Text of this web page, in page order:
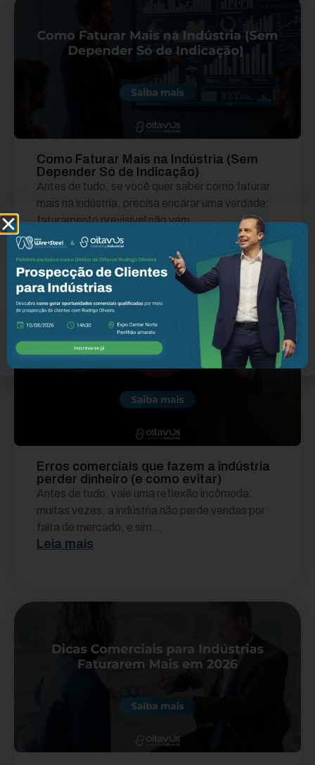
Como Faturar Mais na Indústria (Sem
Depender Só de Indicação)
Antes de tudo, se você quer saber como faturar
mais na indústria, precisa encarar uma verdade:
faturamento previsível não vem...
Leia mais
Erros comerciais que fazem a indústria
perder dinheiro (e como evitar)
Antes de tudo, vale uma reflexão incômoda:
muitas vezes, a indústria não perde vendas por
falta de mercado, e sim...
Leia mais